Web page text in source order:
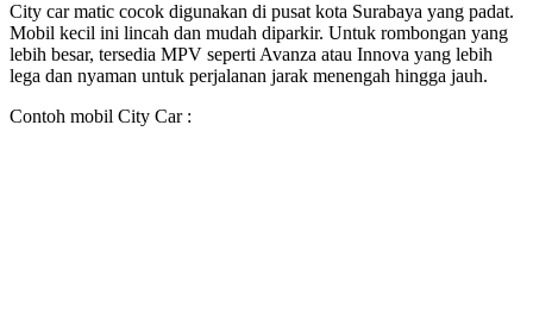
City car matic cocok digunakan di pusat kota Surabaya yang padat.
Mobil kecil ini lincah dan mudah diparkir. Untuk rombongan yang
lebih besar, tersedia MPV seperti Avanza atau Innova yang lebih
lega dan nyaman untuk perjalanan jarak menengah hingga jauh.
Contoh mobil City Car :